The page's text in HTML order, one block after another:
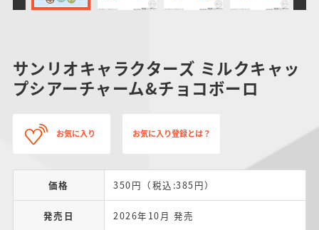
サンリオキャラクターズ ミルクキャッ
プシアーチャーム&チョコボーロ
お気に入り お気に入り登録とは？
価格 350円（税込:385円）
発売日 2026年10月 発売